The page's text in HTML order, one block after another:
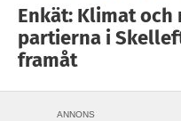
Enkät: Klimat
partierna i
framåt
ANNONS